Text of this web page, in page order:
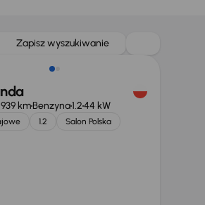
Zapisz wyszukiwanie
kmBenzyna1.244 kW
1.2 Salon Polska